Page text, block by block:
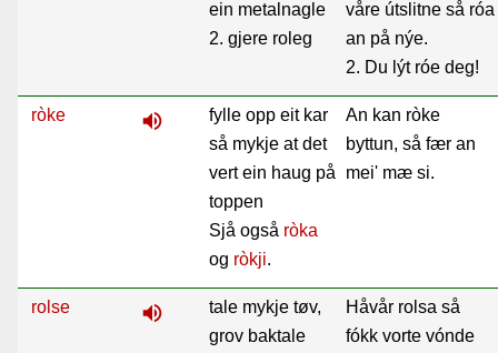
ein metalnagle
2. gjere roleg
våre útslitne så róa
an på nýe.
2. Du lýt róe deg!
ròke volume_up
fylle opp eit kar
så mykje at det
vert ein haug på
toppen
Sjå også ròka
og ròkji.
An kan ròke
byttun, så fær an
mei' mæ si.
rolse volume_up
tale mykje tøv,
grov baktale
Håvår rolsa så
fókk vorte vónde